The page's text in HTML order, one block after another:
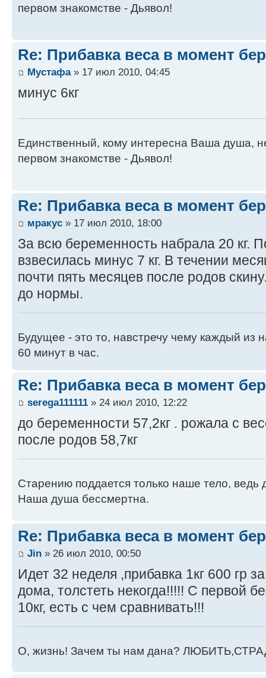
первом знакомстве - Дьявол!
Re: Прибавка веса в момент
Мустафа» 17 июл 2010, 04:45
минус 6кг
Единственный, кому интересна Ваша душа,
первом знакомстве - Дьявол!
Re: Прибавка веса в момент
мракус » 17 июл 2010, 18:00
За всю беременность набрала 20 кг.
взвесилась минус 7 кг. В течении
почти пять месяцев после родов
до нормы.
Будущее - это то, навстречу чему каждый из
60 минут в час.
Re: Прибавка веса в момент
serega111111 » 24 июл 2010, 12:22
до беременности 57,2кг . рожала с
после родов 58,7кг
Старению поддается только наше тело, ведь
Наша душа бессмертна.
Re: Прибавка веса в момент
Jin » 26 июл 2010, 00:50
Идет 32 неделя ,прибавка 1кг 600 гр
дома, толстеть некогда!!!!! С первой
10кг, есть с чем сравнивать!!!
О, жизнь! Зачем ты нам дана?